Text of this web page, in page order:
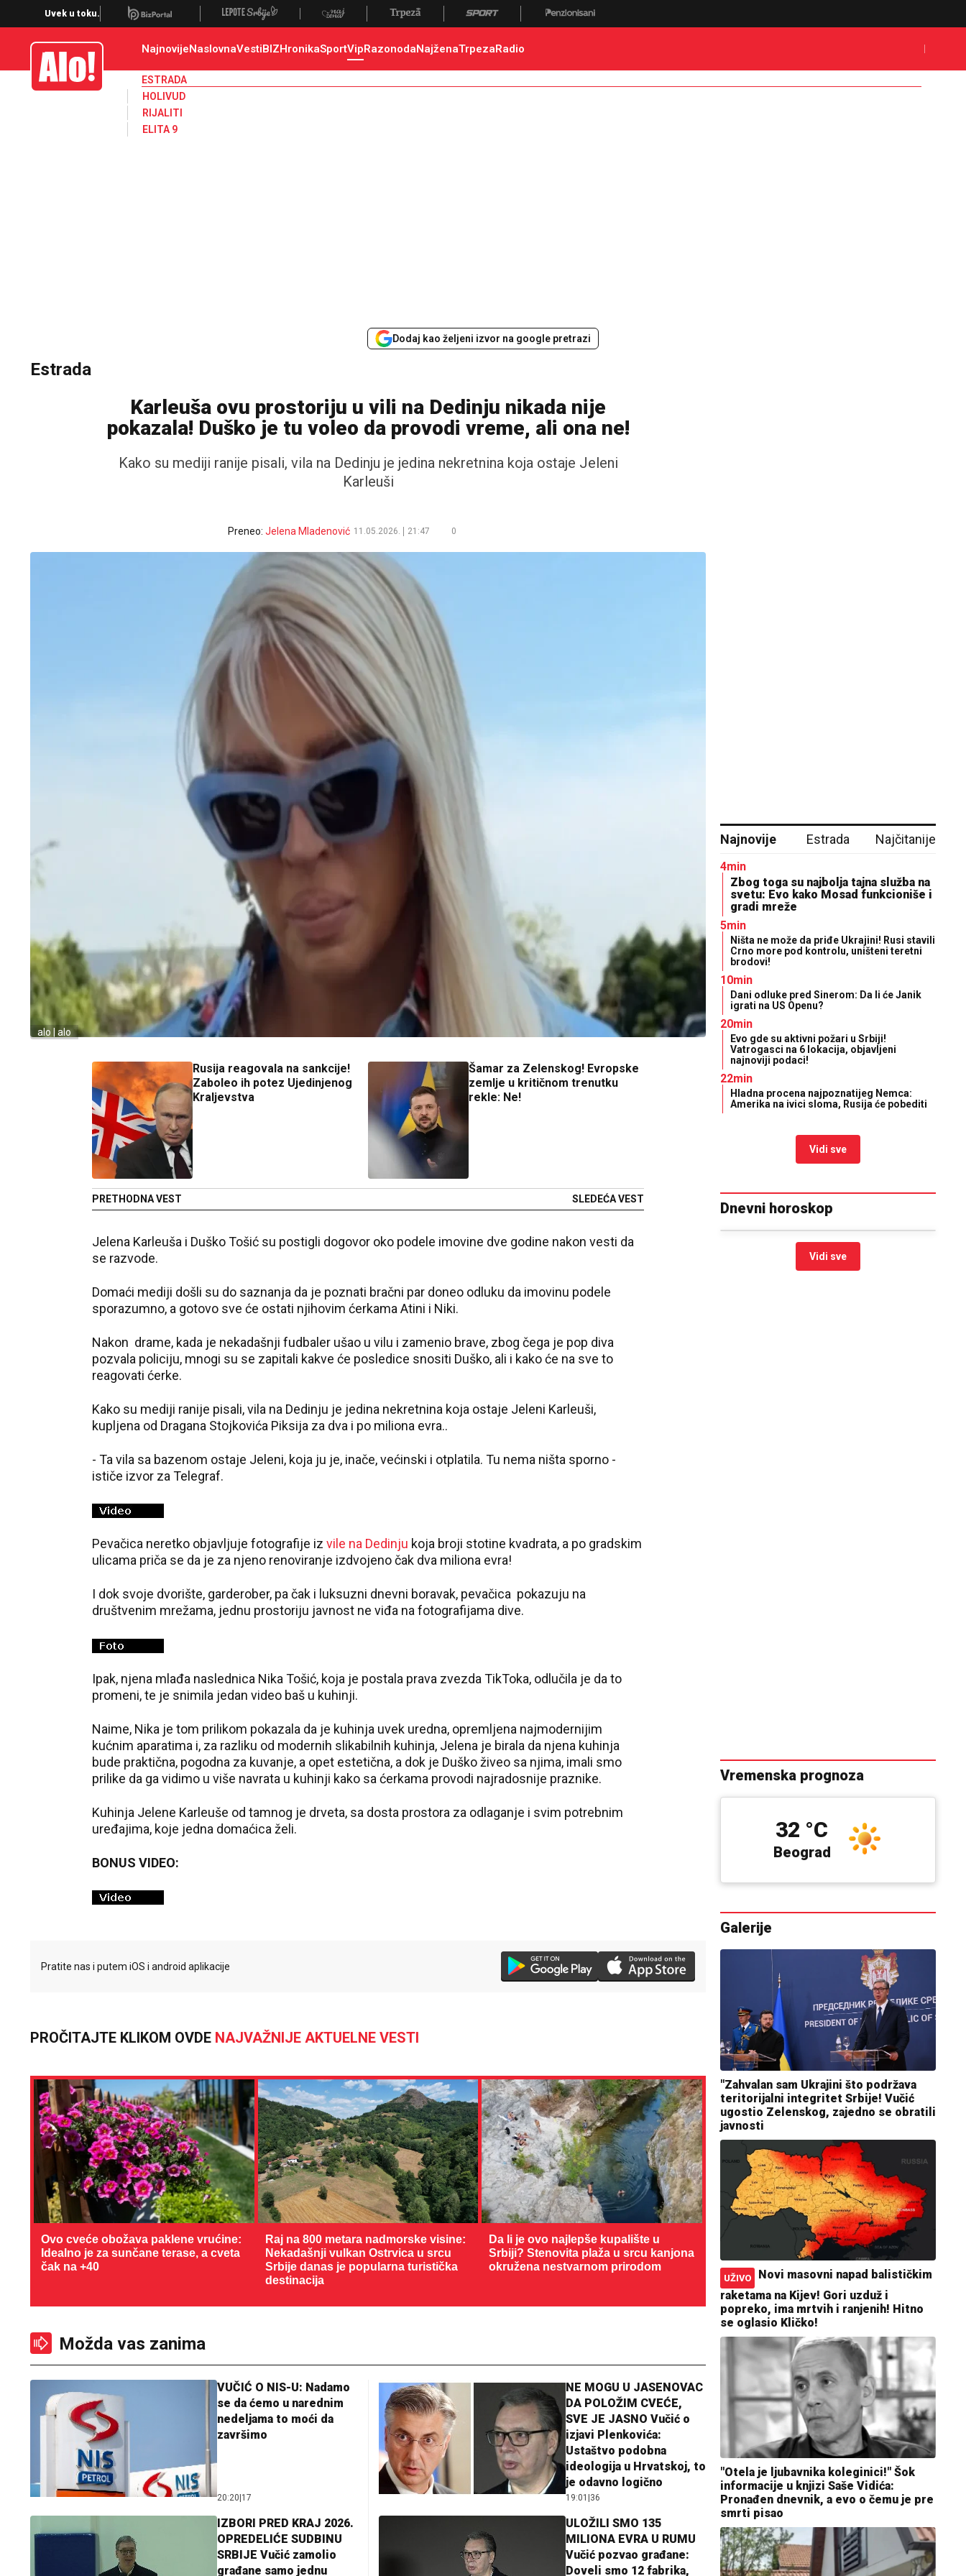
Uvek u toku.
Alo NajnovijeNaslovnaVestiBIZHronikaSportVipRazonodaNajženaTrpezaRadio
ESTRADA
HOLIVUD
RIJALITI
ELITA 9
Dodaj kao željeni izvor na google pretrazi
Estrada
Karleuša ovu prostoriju u vili na Dedinju nikada nije
pokazala! Duško je tu voleo da provodi vreme, ali ona ne!
Kako su mediji ranije pisali, vila na Dedinju je jedina nekretnina koja ostaje Jeleni
Karleuši
Preneo: Jelena Mladenović 11.05.2026. 21:47 0
alo | alo
Rusija reagovala na sankcije!
Zaboleo ih potez Ujedinjenog
Kraljevstva
PRETHODNA VEST
Šamar za Zelenskog! Evropske
zemlje u kritičnom trenutku
rekle: Ne!
SLEDEĆA VEST
Jelena Karleuša i Duško Tošić su postigli dogovor oko podele imovine dve godine nakon vesti da
se razvode.
Domaći mediji došli su do saznanja da je poznati bračni par doneo odluku da imovinu podele
sporazumno, a gotovo sve će ostati njihovim ćerkama Atini i Niki.
Nakon drame, kada je nekadašnji fudbaler ušao u vilu i zamenio brave, zbog čega je pop diva
pozvala policiju, mnogi su se zapitali kakve će posledice snositi Duško, ali i kako će na sve to
reagovati ćerke.
Kako su mediji ranije pisali, vila na Dedinju je jedina nekretnina koja ostaje Jeleni Karleuši,
kupljena od Dragana Stojkovića Piksija za dva i po miliona evra..
- Ta vila sa bazenom ostaje Jeleni, koja ju je, inače, većinski i otplatila. Tu nema ništa sporno -
ističe izvor za Telegraf.
Pevačica neretko objavljuje fotografije iz vile na Dedinju koja broji stotine kvadrata, a po gradskim
ulicama priča se da je za njeno renoviranje izdvojeno čak dva miliona evra!
I dok svoje dvorište, garderober, pa čak i luksuzni dnevni boravak, pevačica pokazuju na
društvenim mrežama, jednu prostoriju javnost ne viđa na fotografijama dive.
Ipak, njena mlađa naslednica Nika Tošić, koja je postala prava zvezda TikToka, odlučila je da to
promeni, te je snimila jedan video baš u kuhinji.
Naime, Nika je tom prilikom pokazala da je kuhinja uvek uredna, opremljena najmodernijim
kućnim aparatima i, za razliku od modernih slikabilnih kuhinja, Jelena je birala da njena kuhinja
bude praktična, pogodna za kuvanje, a opet estetična, a dok je Duško živeo sa njima, imali smo
prilike da ga vidimo u više navrata u kuhinji kako sa ćerkama provodi najradosnije praznike.
Kuhinja Jelene Karleuše od tamnog je drveta, sa dosta prostora za odlaganje i svim potrebnim
uređajima, koje jedna domaćica želi.
BONUS VIDEO:
Pratite nas i putem iOS i android aplikacije
PROČITAJTE KLIKOM OVDE NAJVAŽNIJE AKTUELNE VESTI
Ovo cveće obožava paklene vrućine:
Idealno je za sunčane terase, a cveta
čak na +40
Raj na 800 metara nadmorske visine:
Nekadašnji vulkan Ostrvica u srcu
Srbije danas je popularna turistička
destinacija
Da li je ovo najlepše kupalište u
Srbiji? Stenovita plaža u srcu kanjona
okružena nestvarnom prirodom
Možda vas zanima
VUČIĆ O NIS-U: Nadamo
se da ćemo u narednim
nedeljama to moći da
završimo
20:20|17
NE MOGU U JASENOVAC
DA POLOŽIM CVEĆE,
SVE JE JASNO Vučić o
izjavi Plenkovića:
Ustaštvo podobna
ideologija u Hrvatskoj, to
je odavno logično
19:01 |36
IZBORI PRED KRAJ 2026.
OPREDELIĆE SUDBINU
SRBIJE Vučić zamolio
građane samo jednu
ULOŽILI SMO 135
MILIONA EVRA U RUMU
Vučić pozvao građane:
Doveli smo 12 fabrika,
Najnovije Estrada Najčitanije
4min
Zbog toga su najbolja tajna služba na
svetu: Evo kako Mosad funkcioniše i
gradi mreže
5min
Ništa ne može da priđe Ukrajini! Rusi stavili
Crno more pod kontrolu, uništeni teretni
brodovi!
10min
Dani odluke pred Sinerom: Da li će Janik
igrati na US Openu?
20min
Evo gde su aktivni požari u Srbiji!
Vatrogasci na 6 lokacija, objavljeni
najnoviji podaci!
22min
Hladna procena najpoznatijeg Nemca:
Amerika na ivici sloma, Rusija će pobediti
Vidi sve
Dnevni horoskop
Vidi sve
Vremenska prognoza
Beograd
32 °C
Galerije
"Zahvalan sam Ukrajini što podržava
teritorijalni integritet Srbije! Vučić
ugostio Zelenskog, zajedno se obratili
javnosti
UŽIVO
Novi masovni napad balističkim
raketama na Kijev! Gori uzduž i
popreko, ima mrtvih i ranjenih! Hitno
se oglasio Kličko!
"Otela je ljubavnika koleginici!" Šok
informacije u knjizi Saše Vidića:
Pronađen dnevnik, a evo o čemu je pre
smrti pisao